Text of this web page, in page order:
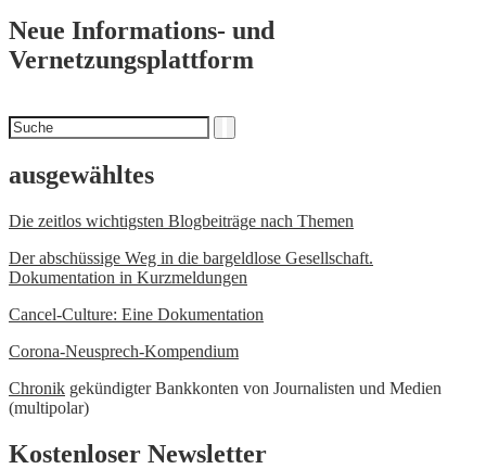
Neue Informations- und
Vernetzungsplattform
Suchen
nach
ausgewähltes
Die zeitlos wichtigsten Blogbeiträge nach Themen
Der abschüssige Weg in die bargeldlose Gesellschaft.
Dokumentation in Kurzmeldungen
Cancel-Culture: Eine Dokumentation
Corona-Neusprech-Kompendium
Chronik gekündigter Bankkonten von Journalisten und Medien
(multipolar)
Kostenloser Newsletter